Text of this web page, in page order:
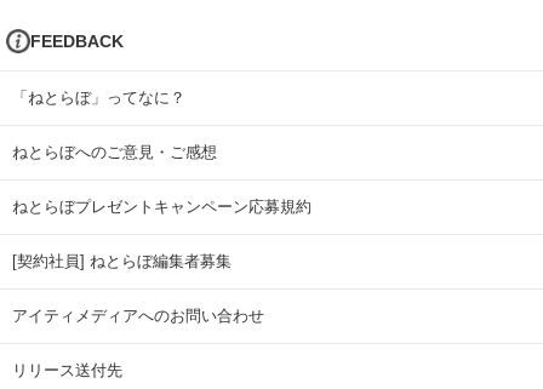
FEEDBACK
「ねとらぼ」ってなに？
ねとらぼへのご意見・ご感想
ねとらぼプレゼントキャンペーン応募規約
[契約社員] ねとらぼ編集者募集
アイティメディアへのお問い合わせ
リリース送付先